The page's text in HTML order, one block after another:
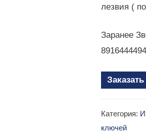
лезвия (
Заранее
Заказать
Категория:
ключей